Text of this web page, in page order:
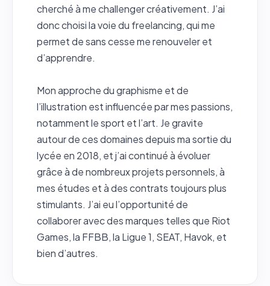
cherché à me challenger créativement. J’ai
donc choisi la voie du freelancing, qui me
permet de sans cesse me renouveler et
d’apprendre.
Mon approche du graphisme et de
l’illustration est influencée par mes passions,
notamment le sport et l’art. Je gravite
autour de ces domaines depuis ma sortie du
lycée en 2018, et j’ai continué à évoluer
grâce à de nombreux projets personnels, à
mes études et à des contrats toujours plus
stimulants. J’ai eu l’opportunité de
collaborer avec des marques telles que Riot
Games, la FFBB, la Ligue 1, SEAT, Havok, et
bien d’autres.